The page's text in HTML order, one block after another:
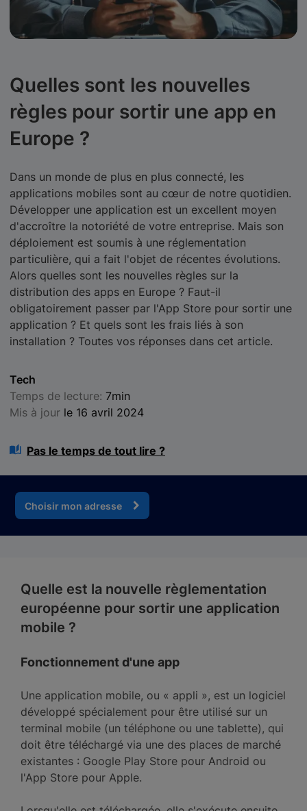
Quelles sont les nouvelles
règles pour sortir une app en
Europe ?
Dans un monde de plus en plus connecté, les
applications mobiles sont au cœur de notre quotidien.
Développer une application est un excellent moyen
d'accroître la notoriété de votre entreprise. Mais son
déploiement est soumis à une réglementation
particulière, qui a fait l'objet de récentes évolutions.
Alors quelles sont les nouvelles règles sur la
distribution des apps en Europe ? Faut-il
obligatoirement passer par l'App Store pour sortir une
application ? Et quels sont les frais liés à son
installation ? Toutes vos réponses dans cet article.
Tech
Temps de lecture: 7min
Mis à jour le 16 avril 2024
Pas le temps de tout lire ?
Choisir mon adresse
Quelle est la nouvelle règlementation
européenne pour sortir une application
mobile ?
Fonctionnement d'une app
Une application mobile, ou « appli », est un logiciel
développé spécialement pour être utilisé sur un
terminal mobile (un téléphone ou une tablette), qui
doit être téléchargé via une des places de marché
existantes : Google Play Store pour Android ou
l'App Store pour Apple.